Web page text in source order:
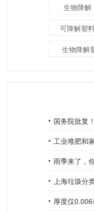
生物降解
可降解塑
生物降解